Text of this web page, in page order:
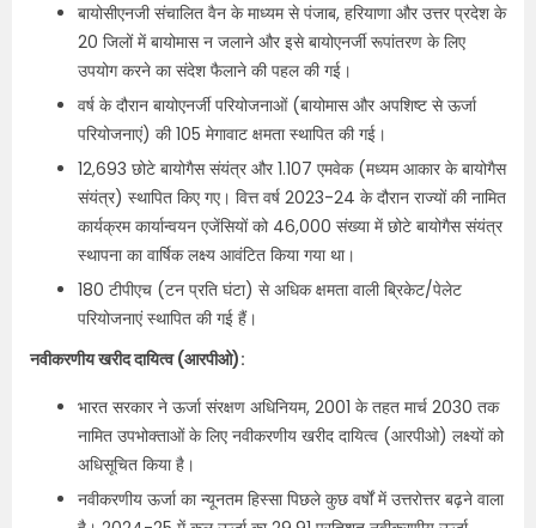
बायोसीएनजी संचालित वैन के माध्यम से पंजाब, हरियाणा और उत्तर प्रदेश के
20 जिलों में बायोमास न जलाने और इसे बायोएनर्जी रूपांतरण के लिए
उपयोग करने का संदेश फैलाने की पहल की गई।
वर्ष के दौरान बायोएनर्जी परियोजनाओं (बायोमास और अपशिष्ट से ऊर्जा
परियोजनाएं) की 105 मेगावाट क्षमता स्थापित की गई।
12,693 छोटे बायोगैस संयंत्र और 1.107 एमवेक (मध्यम आकार के बायोगैस
संयंत्र) स्थापित किए गए। वित्त वर्ष 2023-24 के दौरान राज्यों की नामित
कार्यक्रम कार्यान्वयन एजेंसियों को 46,000 संख्या में छोटे बायोगैस संयंत्र
स्थापना का वार्षिक लक्ष्य आवंटित किया गया था।
180 टीपीएच (टन प्रति घंटा) से अधिक क्षमता वाली ब्रिकेट/पेलेट
परियोजनाएं स्थापित की गई हैं।
नवीकरणीय खरीद दायित्व (आरपीओ):
भारत सरकार ने ऊर्जा संरक्षण अधिनियम, 2001 के तहत मार्च 2030 तक
नामित उपभोक्ताओं के लिए नवीकरणीय खरीद दायित्व (आरपीओ) लक्ष्यों को
अधिसूचित किया है।
नवीकरणीय ऊर्जा का न्यूनतम हिस्सा पिछले कुछ वर्षों में उत्तरोत्तर बढ़ने वाला